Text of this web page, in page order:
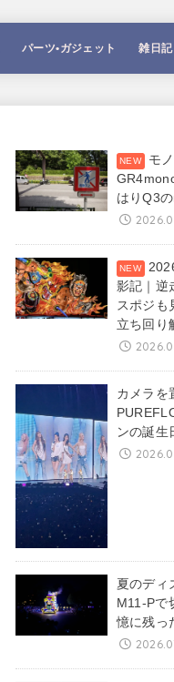
パーツ•ガジェット 雑日記
モ
はりQ3
影記｜逆
スポジも
立ち回り
カメラを
ンの誕生
夏のディ
M11-Pで
憶に残っ